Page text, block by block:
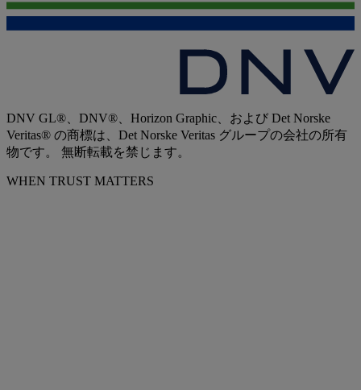
DNV GL®、DNV®、Horizon Graphic、および Det Norske
Veritas® の商標は、Det Norske Veritas グループの会社の所有
物です。 無断転載を禁じます。
WHEN TRUST MATTERS